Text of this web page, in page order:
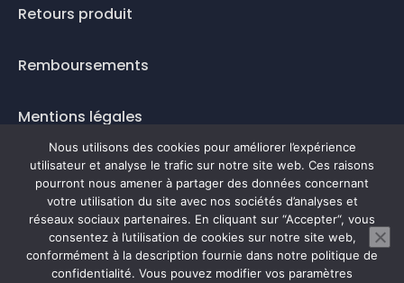
Retours produit
Remboursements
Mentions légales
Questions fréquentes
Mode de paiement
Nous utilisons des cookies pour améliorer l’expérience
utilisateur et analyse le trafic sur notre site web. Ces raisons
pourront nous amener à partager des données concernant
votre utilisation du site avec nos sociétés d’analyses et
réseaux sociaux partenaires. En cliquant sur “Accepter“, vous
consentez à l’utilisation de cookies sur notre site web,
conformément à la description fournie dans notre politique de
confidentialité. Vous pouvez modifier vos paramètres